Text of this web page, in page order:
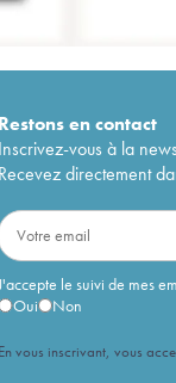
Restons encontact
Inscrivez-vous à la
Recevez directement
le suivi de mes
Oui
Non
En vous inscrivant, vous